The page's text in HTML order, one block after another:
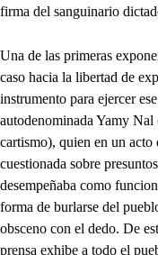
firma del sanguinario
Una de las primeras
caso hacia la libertad de
instrumento para ejercer
autodenominada Yamy
cartismo), quien en un acto
cuestionada sobre
desempeñaba como
forma de burlarse del
obsceno con el dedo. De
prensa exhibe a todo el